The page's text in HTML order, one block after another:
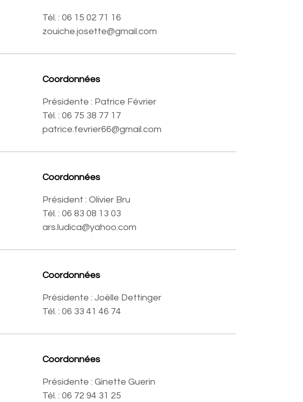
Tél. : 06 15 02 71 16
zouiche.josette@gmail.com
Coordonnées
Présidente : Patrice Février
Tél. : 06 75 38 77 17
patrice.fevrier66@gmail.com
Coordonnées
Président : Olivier Bru
Tél. : 06 83 08 13 03
ars.ludica@yahoo.com
Coordonnées
Présidente :Joëlle Dettinger
Tél. :06 33 41 46 74
Coordonnées
Présidente : Ginette Guerin
Tél. : 06 72 94 31 25